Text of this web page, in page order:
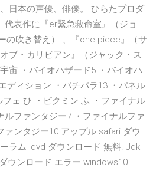
日本の声優、俳優。 ひらたプロダ
代表作に『er緊急救命室』（ジョ
の吹き替え） 、『one piece』（サ
ブ・カリビアン』（ジャック・ス
宙 ・バイオハザード5 ・バイオハ
ディション ・パチパラ13 ・パネル
ェ ひ ・ピクミン ふ ・ファイナル
ルファンタジー7 ・ファイナルファ
ァンタジー10 アップル safari ダウ
ラム Idvd ダウンロード 無料. Jdk
ウンロード エラー windows10.